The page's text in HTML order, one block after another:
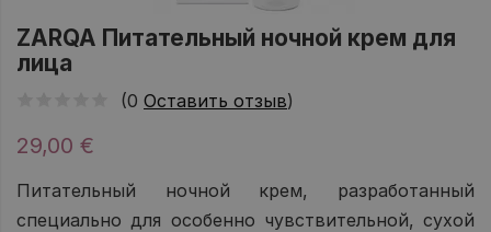
ZARQA Питательный ночной крем для
лица
(0 Оставить отзыв)
29,00 €
Питательный ночной крем, разработанный
специально для особенно чувствительной, сухой